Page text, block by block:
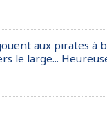
aux pirates à
le large...